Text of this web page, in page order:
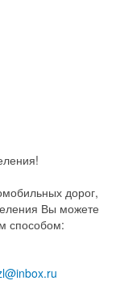
дорог,
Вы можете
способом: